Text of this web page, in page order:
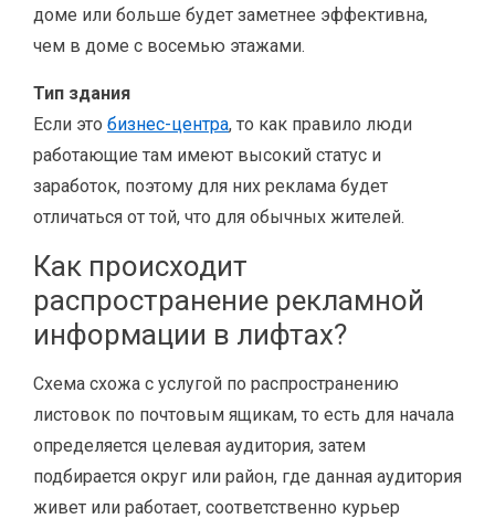
доме или больше будет заметнее эффективна,
чем в доме с восемью этажами.
Тип здания
Если это бизнес-центра, то как правило люди
работающие там имеют высокий статус и
заработок, поэтому для них реклама будет
отличаться от той, что для обычных жителей.
Как происходит
распространение рекламной
информации в лифтах?
Схема схожа с услугой по распространению
листовок по почтовым ящикам, то есть для начала
определяется целевая аудитория, затем
подбирается округ или район, где данная аудитория
живет или работает, соответственно курьер